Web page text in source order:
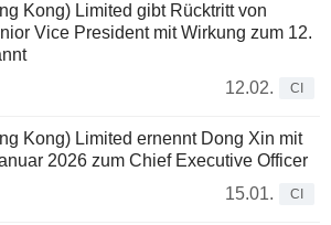
Kong) Limited gibt Rücktritt von
Vice President mit Wirkung zum 12.
12.02.
CI
Kong) Limited ernennt Dong Xin mit
2026 zum Chief Executive Officer
15.01.
CI